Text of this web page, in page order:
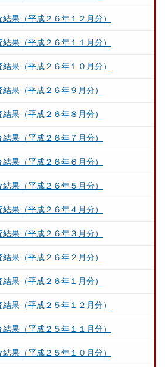
果（平成２６年１２月分）
果（平成２６年１１月分）
果（平成２６年１０月分）
果（平成２６年９月分）
果（平成２６年８月分）
果（平成２６年７月分）
果（平成２６年６月分）
果（平成２６年５月分）
果（平成２６年４月分）
果（平成２６年３月分）
果（平成２６年２月分）
果（平成２６年１月分）
果（平成２５年１２月分）
果（平成２５年１１月分）
果（平成２５年１０月分）